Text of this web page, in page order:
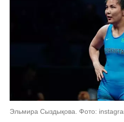
Эльмира Сыздықова. Фото: